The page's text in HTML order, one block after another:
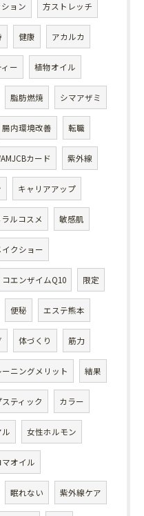
ョン 方ストレッチ
健康 アカルカ
ー 植物オイル
脂肪燃焼 シマアザミ
腸内環境改善 転職
カード 紫外線
キャリアアップ
ラルコスメ 敏感肌
イクショー
コエンザイムQ10 限定
便秘 エステ熊本
体づくり 筋力
ーニングメリット 結果
スティック カラー
ル 女性ホルモン
マオイル
眠れない 紫外線ケア